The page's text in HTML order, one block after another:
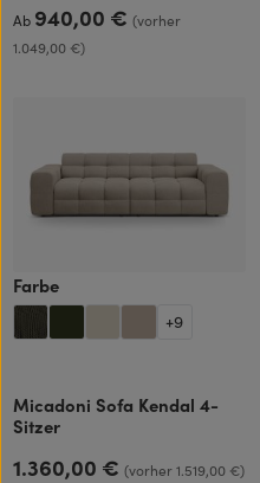
Regulärer Preis:
Ab 940,00 €(vorher
1.049,00 €)
Farbeauswählen
+9
Micadoni Sofa Kendal 4-
Sitzer
Regulärer Preis:
1.360,00 €(vorher 1.519,00 €)